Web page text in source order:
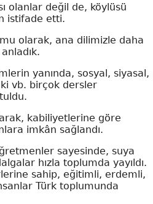
olanlar değil de, köylüsü
istifade etti.
olarak, ana dilimizle daha
yanında, sosyal, siyasal,
vb. birçok dersler
kabiliyetlerine göre
imkân sağlandı.
sayesinde, suya
hızla toplumda yayıldı.
sahip, eğitimli, erdemli,
Türk toplumunda